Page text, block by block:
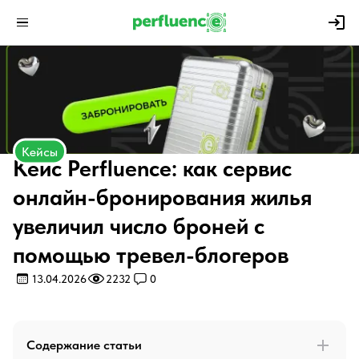
Кейсы
Кейс Perfluence: как сервис
онлайн-бронирования жилья
увеличил число броней с
помощью тревел-блогеров
13.04.2026 2232 0
Содержание статьи